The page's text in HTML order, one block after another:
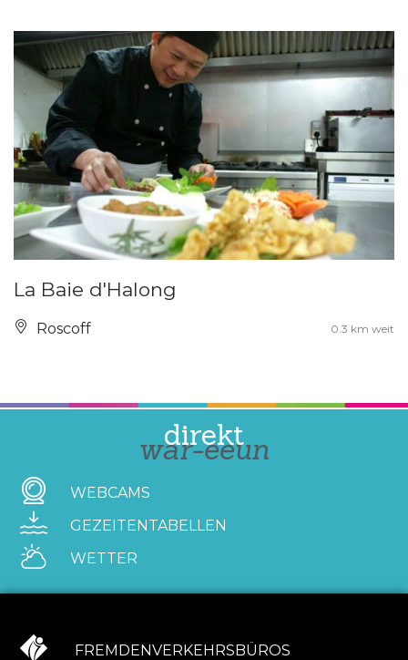
La Baie d'Halong
Roscoff 0.3 km weit
direkt
war-eeun
WEBCAMS
GEZEITENTABELLEN
WETTER
FREMDENVERKEHRSBÜROS